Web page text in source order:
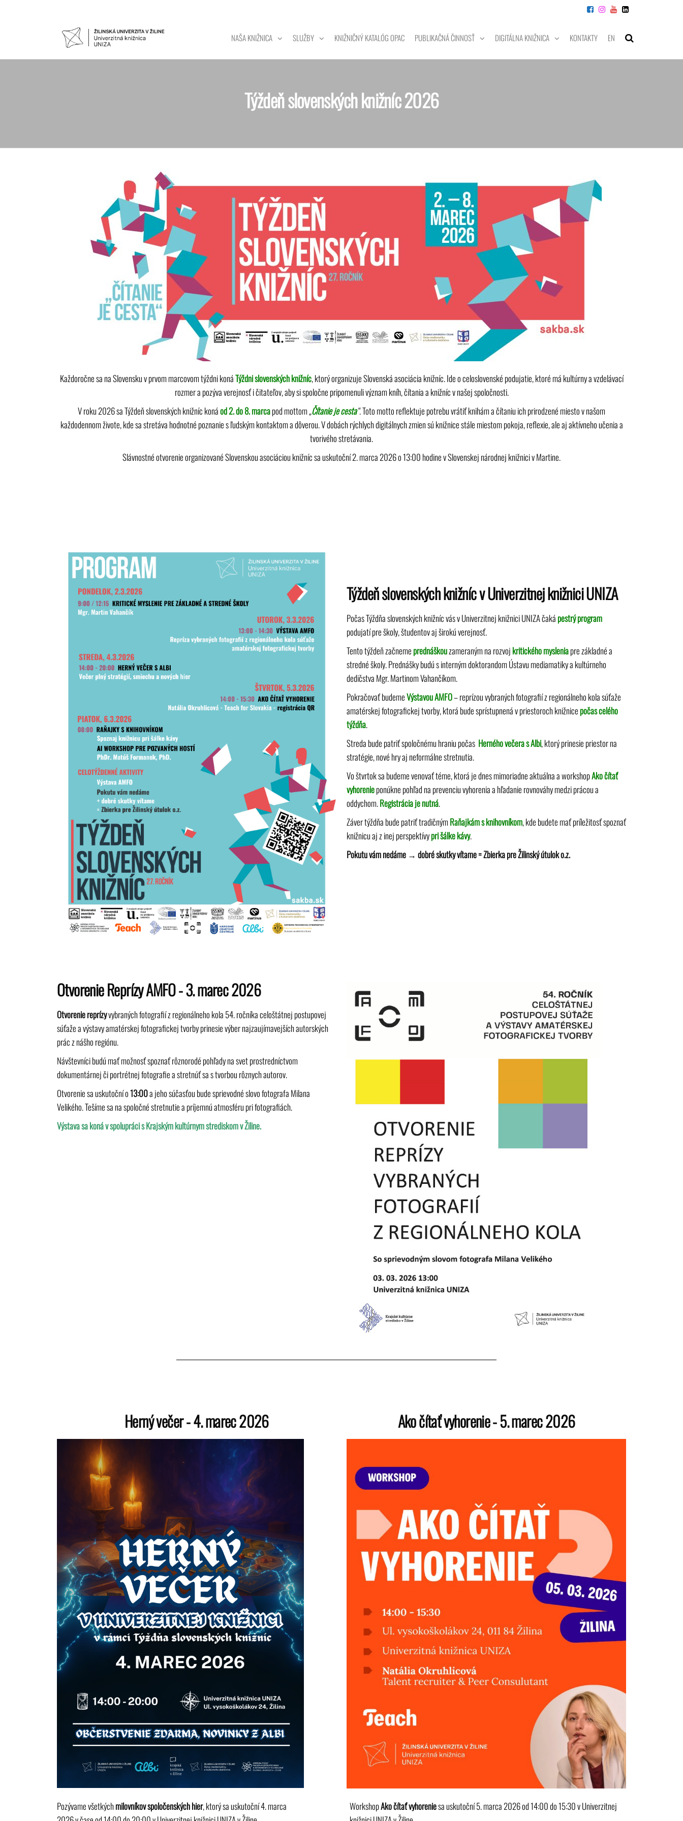
UNIVERZITNÁ
KNIŽNICA
NAŠA KNIŽNICA SLUŽBY KNIŽNIČNÝ KATALÓG OPAC PUBLIKAČNÁ ČINNOSŤ DIGITÁLNA KNIŽNICA KONTAKTY EN
Týždeň slovenských knižníc 2026
Každoročne sa na Slovensku v prvom marcovom týždni konáTýždni slovenských knižníc, ktorý organizuje Slovenská asociácia knižníc. Ide o celoslovenské podujatie, ktoré má kultúrny a vzdelávací
rozmer a pozýva verejnosť i čitateľov, aby si spoločne pripomenuli význam kníh, čítania a knižníc v našej spoločnosti.
V roku 2026 sa Týždeň slovenských knižníc konáod 2. do 8. marcapod mottom„Čítanieje cesta“. Toto motto reflektuje potrebu vrátiť knihám a čítaniu ich prirodzené miesto v našom
každodennom živote, kde sa stretáva hodnotné poznanie s ľudským kontaktom a dôverou. V dobách rýchlych digitálnych zmien sú knižnice stále miestom pokoja, reflexie, ale aj aktívneho učenia a
tvorivého stretávania.
Slávnostné otvorenie organizované Slovenskou asociáciou knižníc sa uskutoční 2. marca 2026 o 13:00 hodine v Slovenskej národnej knižnici v Martine.
Týždeň slovenských knižníc v Univerzitnej knižnici UNIZA
PočasTýždňa slovenských knižnícvás v Univerzitnej knižnici UNIZA čaká pestrýprogram
podujatí pre školy, študentov aj širokú verejnosť.
Tento týždeň začneme prednáškouzameraným na rozvoj kritického mysleniapre základné a
stredné školy. Prednášky budú s interným doktorandom Ústavu mediamatiky a kultúrneho
dedičstva Mgr. Martinom Vahančíkom.
Pokračovať budemeVýstavou AMFO– reprízou vybraných fotografií z regionálneho kola súťaže
amatérskej fotografickej tvorby, ktorá bude sprístupnená v priestoroch knižnice počas celého
týždňa.
Streda bude patriť spoločnému hraniu počas Herného večera s Albi, ktorý prinesie priestor na
stratégie, nové hry aj neformálne stretnutia.
Vo štvrtok sa budeme venovať téme, ktorá je dnes mimoriadne aktuálna a workshopAko čítať
vyhorenieponúkne pohľad na prevenciu vyhorenia a hľadanie rovnováhy medzi prácou a
oddychom.Registrácia je nutná.
Záver týždňa bude patriť tradičným Raňajkám s knihovníkom, kde budete mať príležitosť spoznať
knižnicu aj z inej perspektívypri šálke kávy.
Pokutu vám nedáme → dobré skutky vítame=Zbierka preŽilinský útulok o.z.
Otvorenie Reprízy AMFO - 3. marec 2026
Otvorenie reprízyvybraných fotografií z regionálneho kola 54. ročníka celoštátnej postupovej
súťaže a výstavy amatérskej fotografickej tvorby prinesie výber najzaujímavejších autorských
prác z nášho regiónu.
Návštevníci budú mať možnosť spoznať rôznorodé pohľady na svet prostredníctvom
dokumentárnej či portrétnej fotografie a stretnúť sa s tvorbou rôznych autorov.
Otvorenie sa uskutoční o13:00a jeho súčasťou bude sprievodné slovo fotografa Milana
Velikého. Tešíme sa na spoločné stretnutie a príjemnú atmosféru pri fotografiách.
Výstava sa koná v spolupráci s Krajským kultúrnym strediskom v Žiline.
Herný večer - 4. marec 2026 Ako čítať vyhorenie - 5. marec 2026
Pozývame všetkýchmilovníkov spoločenských hier, ktorý sa uskutoční 4. marca
WorkshopAko čítať vyhoreniesa uskutoční 5. marca 2026 od 14:00 do 15:30 v Univerzitnej